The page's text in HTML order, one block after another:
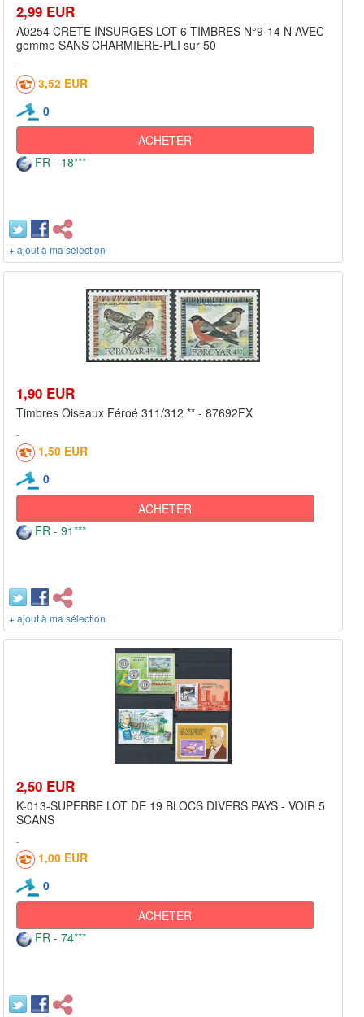
2,99 EUR
A0254 CRETE INSURGES LOT 6 TIMBRES N°9-14 N AVEC
gomme SANS CHARMIERE-PLI sur 50
3,52 EUR
0
ACHETER
FR - 18***
+ ajout à ma sélection
1,90 EUR
Timbres Oiseaux Féroé 311/312 ** - 87692FX
1,50 EUR
0
ACHETER
FR - 91***
+ ajout à ma sélection
2,50 EUR
K-013-SUPERBE LOT DE 19 BLOCS DIVERS PAYS - VOIR 5
SCANS
1,00 EUR
0
ACHETER
FR - 74***